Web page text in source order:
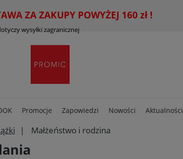
ZA ZAKUPY POWYŻEJ 160 zł !
wysyłki zagranicznej
Promocje Zapowiedzi Nowości Aktualności
Małżeństwo i rodzina